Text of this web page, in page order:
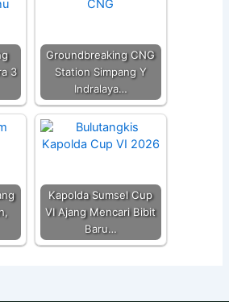
3
Groundbreaking CNG
Station Simpang Y
Indralaya…
Kapolda Sumsel Cup
VI Ajang Mencari Bibit
Baru…